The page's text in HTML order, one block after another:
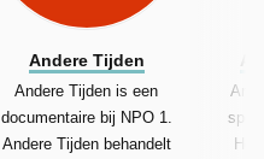
Andere Tijden
Andere Tijden is een
documentaire bij NPO 1.
Andere Tijden behandelt
Het